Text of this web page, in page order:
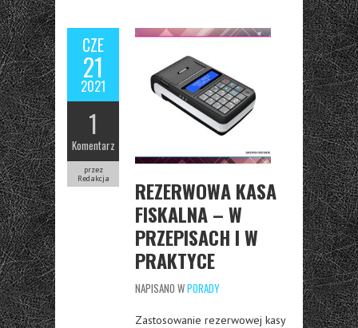
CZE
21
2021
1
Komentarz
przez
Redakcja
REZERWOWA KASA
FISKALNA – W
PRZEPISACH I W
PRAKTYCE
NAPISANO WPORADY
Zastosowanie rezerwowej kasy